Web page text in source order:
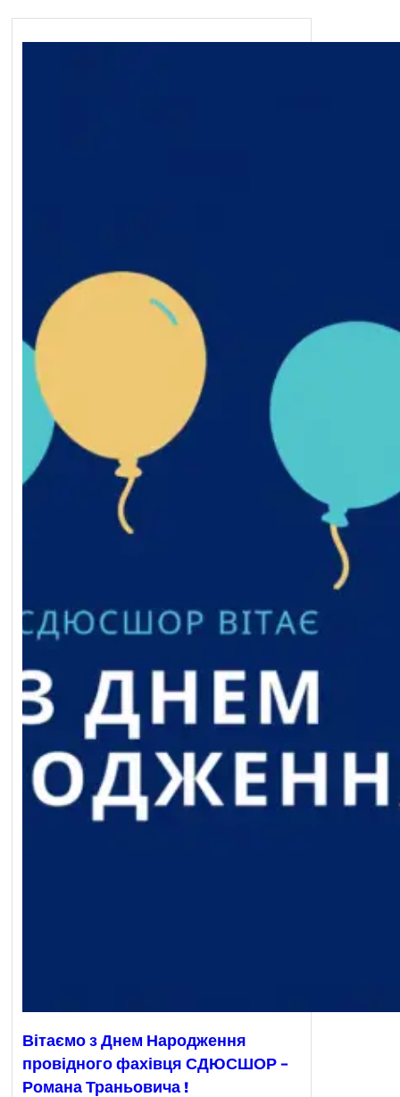
Вітаємо з Днем Народження
провідного фахівця СДЮСШОР –
Романа Траньовича !